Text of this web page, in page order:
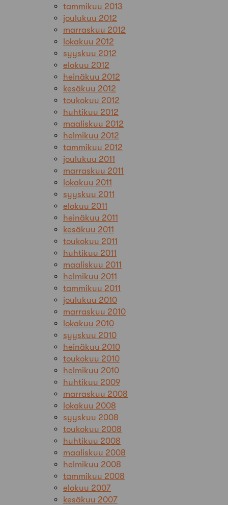
tammikuu 2013
joulukuu 2012
marraskuu 2012
lokakuu 2012
syyskuu 2012
elokuu 2012
heinäkuu 2012
kesäkuu 2012
toukokuu 2012
huhtikuu 2012
maaliskuu 2012
helmikuu 2012
tammikuu 2012
joulukuu 2011
marraskuu 2011
lokakuu 2011
syyskuu 2011
elokuu 2011
heinäkuu 2011
kesäkuu 2011
toukokuu 2011
huhtikuu 2011
maaliskuu 2011
helmikuu 2011
tammikuu 2011
joulukuu 2010
marraskuu 2010
lokakuu 2010
syyskuu 2010
heinäkuu 2010
toukokuu 2010
helmikuu 2010
huhtikuu 2009
marraskuu 2008
lokakuu 2008
syyskuu 2008
toukokuu 2008
huhtikuu 2008
maaliskuu 2008
helmikuu 2008
tammikuu 2008
elokuu 2007
kesäkuu 2007